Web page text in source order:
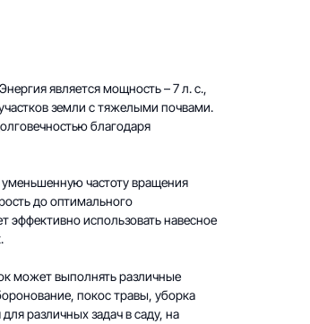
является мощность – 7 л. с.,
земли с тяжелыми почвами.
благодаря
частоту вращения
до оптимального
эффективно использовать навесное
может выполнять различные
покос травы, уборка
различных задач в саду, на